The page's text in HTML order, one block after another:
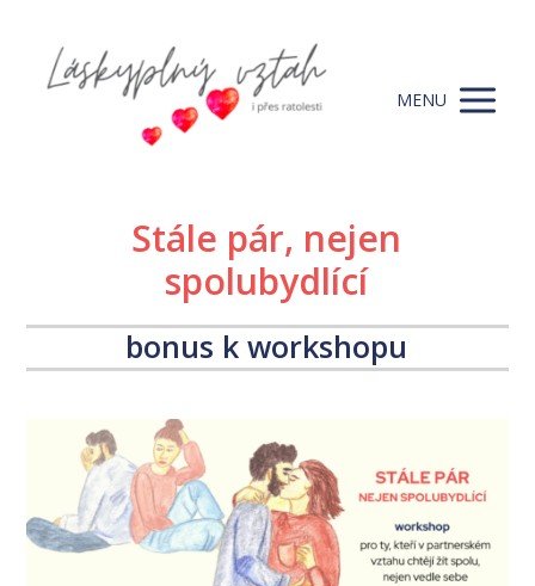
MENU
Stále pár, nejen
spolubydlící
bonus k workshopu